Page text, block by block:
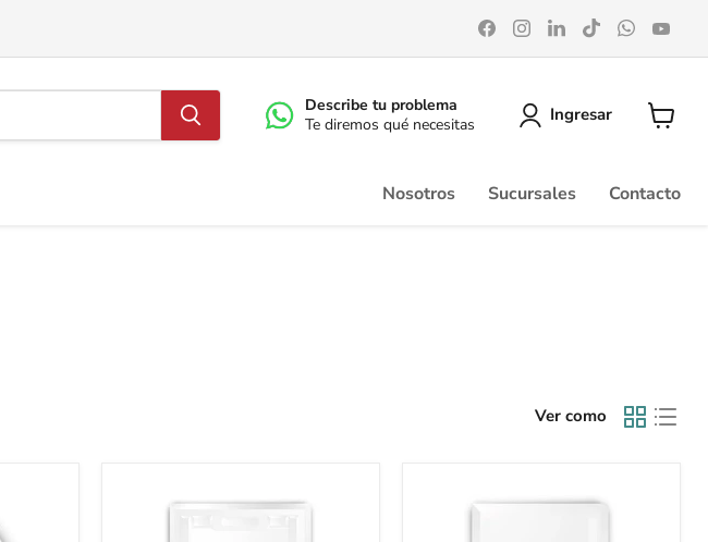
Encuéntrenos
en
Facebook
Encuéntrenos
en
Instagram
Encuéntrenos
en
LinkedIn
Encuéntrenos
en
TikTok
en
Describe tu problema
Te diremos qué necesitas
Ingresar
Nosotros Sucursales Contacto
Ver como